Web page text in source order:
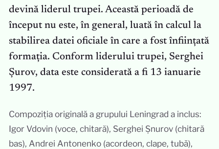
devină liderul trupei. Această perioadă de
început nu este, în general, luată în calcul la
stabilirea datei oficiale în care a fost înființată
formația. Conform liderului trupei, Serghei
Șurov, data este considerată a fi 13 ianuarie
1997.
Compoziția originală a grupului Leningrad a inclus:
Igor Vdovin (voce, chitară), Serghei Șnurov (chitară
bas), Andrei Antonenko (acordeon, clape, tubă),